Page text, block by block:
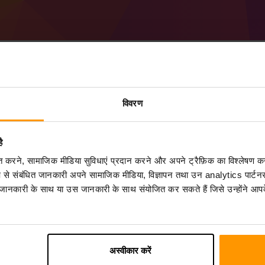
विवरण
करने, सामाजिक मीडिया सुविधाएं प्रदान करने और अपने ट्रैफ़िक का
से संबंधित जानकारी अपने सामाजिक मीडिया, विज्ञापन तथा उन analytics
जानकारी के साथ या उस जानकारी के साथ संयोजित कर सकते हैं जिसे उन्होंने
अस्वीकार करें
Minecraft Extreme
के माध्यम से an Extreme Survival
जोड़ें → Extreme Survival)
सर्वर पर खेलने का आनंद लें!